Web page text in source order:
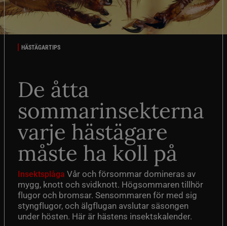
HÄSTÄGARTIPS
De åtta
sommarinsekterna
varje hästägare
måste ha koll på
Insektsplåga Vår och försommar domineras av
mygg, knott och svidknott. Högsommaren tillhör
flugor och bromsar. Sensommaren för med sig
styngflugor, och älgflugan avslutar säsongen
under hösten. Här är hästens insektskalender.